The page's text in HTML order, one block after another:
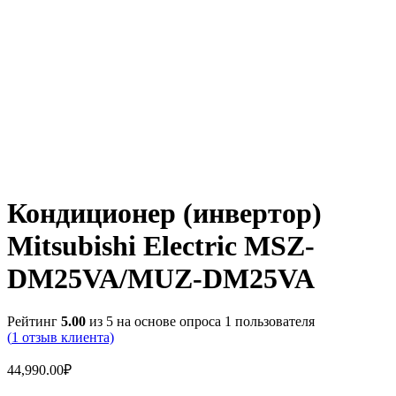
Кондиционер (инвертор)
Mitsubishi Electric MSZ-
DM25VA/MUZ-DM25VA
Рейтинг 5.00 из 5 на основе опроса 1 пользователя
(1 отзыв клиента)
44,990.00₽